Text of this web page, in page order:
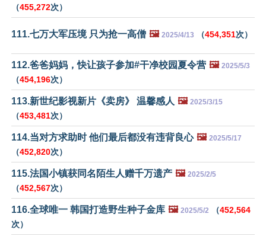
（455,272次）
111.七万大军压境 只为抢一高僧 🖼️ 2025/4/13 （454,351次）
112.爸爸妈妈，快让孩子参加#干净校园夏令营 🖼️ 2025/5/3
（454,196次）
113.新世纪影视新片《卖房》 温馨感人 🖼️ 2025/3/15
（453,481次）
114.当对方求助时 他们最后都没有违背良心 🖼️ 2025/5/17
（452,820次）
115.法国小镇获同名陌生人赠千万遗产 🖼️ 2025/2/5
（452,567次）
116.全球唯一 韩国打造野生种子金库 🖼️ 2025/5/2 （452,564
次）